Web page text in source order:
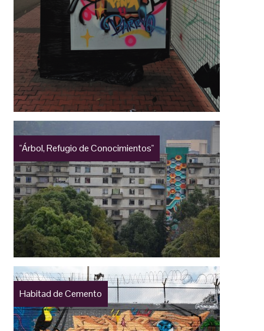
"Árbol, Refugio de Conocimientos"
Habitad de Cemento